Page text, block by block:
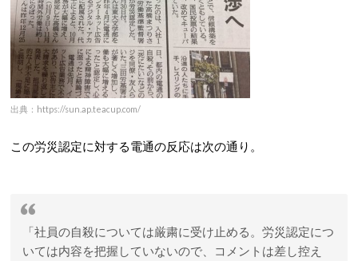
出典：https://sun.ap.teacup.com/
この労災認定に対する電通の反応は次の通り。
「社員の自殺については厳粛に受け止める。労災認定につ
いては内容を把握していないので、コメントは差し控え